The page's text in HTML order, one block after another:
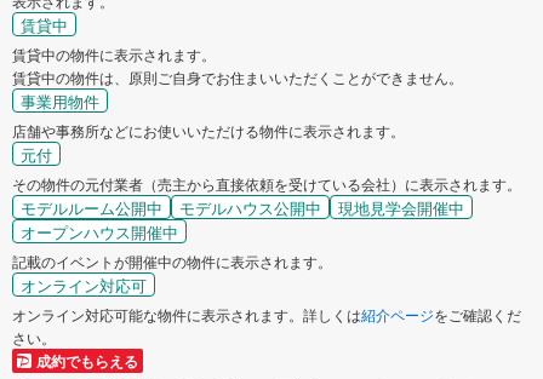
賃貸中
賃貸中の物件に表示されます。
賃貸中の物件は、原則ご自身でお住まいいただくことができません。
事業用物件
店舗や事務所などにお使いいただける物件に表示されます。
元付
その物件の元付業者（売主から直接依頼を受けている会社）に表示されます。
モデルルーム公開中 モデルハウス公開中
現地見学会開催中
オープンハウス開催中
記載のイベントが開催中の物件に表示されます。
オンライン対応可
オンライン対応可能な物件に表示されます。詳しくは紹介ページをご確認くだ
さい。
成約でもらえる